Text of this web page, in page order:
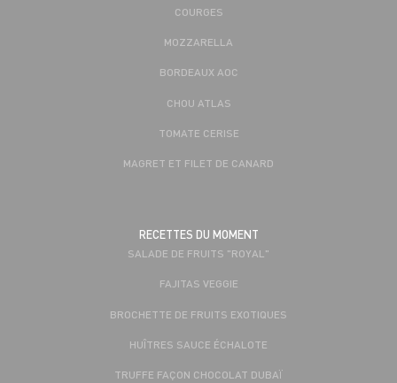
COURGES
MOZZARELLA
BORDEAUX AOC
CHOU ATLAS
TOMATE CERISE
MAGRET ET FILET DE CANARD
RECETTES DU MOMENT
SALADE DE FRUITS "ROYAL"
FAJITAS VEGGIE
BROCHETTE DE FRUITS EXOTIQUES
HUÎTRES SAUCE ÉCHALOTE
TRUFFE FAÇON CHOCOLAT DUBAÏ